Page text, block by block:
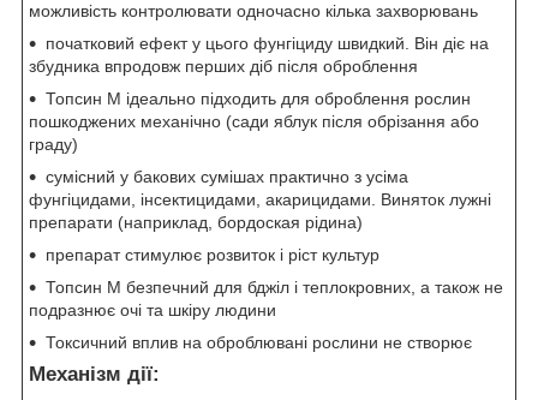
можливість контролювати одночасно кілька захворювань
початковий ефект у цього фунгіциду швидкий. Він діє на
збудника впродовж перших діб після оброблення
Топсин M ідеально підходить для оброблення рослин
пошкоджених механічно (сади яблук після обрізання або
граду)
сумісний у бакових сумішах практично з усіма
фунгіцидами, інсектицидами, акарицидами. Виняток лужні
препарати (наприклад, бордоская рідина)
препарат стимулює розвиток і ріст культур
Топсин M безпечний для бджіл і теплокровних, а також не
подразнює очі та шкіру людини
Токсичний вплив на оброблювані рослини не створює
Механізм дії: